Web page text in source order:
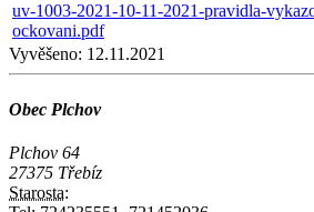
uv-1003-2021-10-11-2021-pravidla-
ockovani.pdf
Vyvěšeno: 12.11.2021
Obec Plchov
Plchov 64
27375 Třebíz
Starosta: